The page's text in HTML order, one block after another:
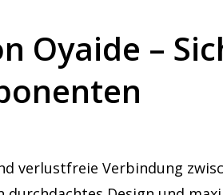
Oyaide –
verlustfreie Verbindung